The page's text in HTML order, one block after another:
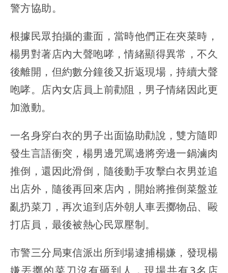
警方協助。
根據民眾拍攝的畫面，當時他們正在夾菜時，
楊男對著店內大聲咆哮，情緒顯得異常，不久
後離開，但約數分鐘後又折返現場，持續大聲
咆哮。店內女店員上前勸阻，男子情緒因此更
加激動。
一名身穿白衣的男子出面協助勸說，雙方隨即
發生言語衝突，楊男邊咒罵邊將旁邊一鍋滷肉
推倒，還因此滑倒，隨後動手攻擊白衣男並追
出店外，隨後再回來店內，開始將推倒菜盤並
亂扔菜刀，再次追到店外朝人車丟擲物品、毆
打店員，最後被熱心民眾壓制。
市警三分局東信派出所到場逮捕楊嫌，發現楊
嫌丟擲的菜刀沒有砸到人，現場共有3名店